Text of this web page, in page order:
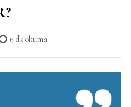
6 dk okuma